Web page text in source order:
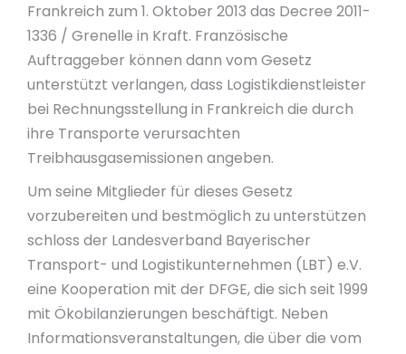
Frankreich zum 1. Oktober 2013 das Decree 2011-
1336 / Grenelle in Kraft. Französische
Auftraggeber können dann vom Gesetz
unterstützt verlangen, dass Logistikdienstleister
bei Rechnungsstellung in Frankreich die durch
ihre Transporte verursachten
Treibhausgasemissionen angeben.
Um seine Mitglieder für dieses Gesetz
vorzubereiten und bestmöglich zu unterstützen
schloss der Landesverband Bayerischer
Transport- und Logistikunternehmen (LBT) e.V.
eine Kooperation mit der DFGE, die sich seit 1999
mit Ökobilanzierungen beschäftigt. Neben
Informationsveranstaltungen, die über die vom